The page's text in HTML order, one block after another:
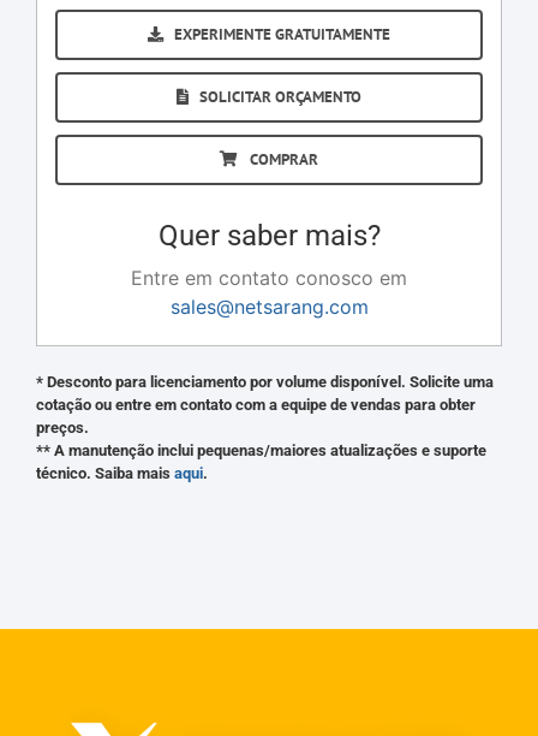
EXPERIMENTE GRATUITAMENTE
SOLICITAR ORÇAMENTO
COMPRAR
Quer saber mais?
Entre em contato conosco em
sales@netsarang.com
* Desconto para licenciamento por volume disponível. Solicite uma
cotação ou entre em contato com a equipe de vendas para obter
preços.
** A manutenção inclui pequenas/maiores atualizações e suporte
técnico. Saiba mais aqui.